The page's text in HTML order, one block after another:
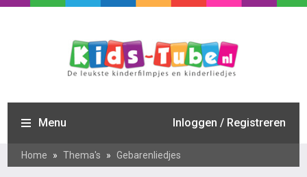
Menu Inloggen / Registreren
Home » Thema's » Gebarenliedjes